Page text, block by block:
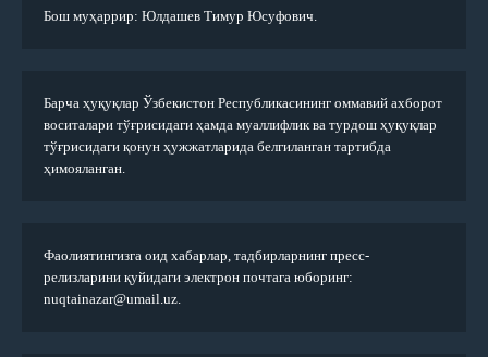
Бош муҳаррир: Юлдашев Тимур Юсуфович.
Барча ҳуқуқлар Ўзбекистон Республикасининг оммавий ахборот
воситалари тўғрисидаги ҳамда муаллифлик ва турдош ҳуқуқлар
тўғрисидаги қонун ҳужжатларида белгиланган тартибда
ҳимояланган.
Фаолиятингизга оид хабарлар, тадбирларнинг пресс-
релизларини қуйидаги электрон почтага юборинг:
nuqtainazar@umail.uz.